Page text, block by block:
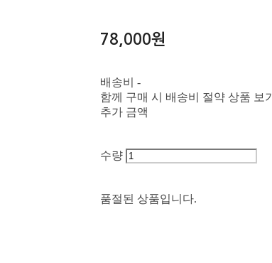
78,000원
배송비 -
함께 구매 시 배송비 절약 상품 보기
추가 금액
수량
품절된 상품입니다.